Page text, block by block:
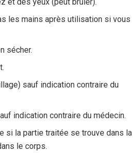
les mains après utilisation si vous
sécher.
sauf indication contraire du
indication contraire du médecin.
si la partie traitée se trouve dans la
le corps.